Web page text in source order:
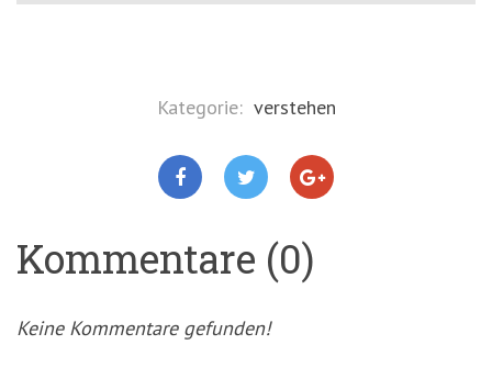
Kategorie: verstehen
Kommentare (0)
Keine Kommentare gefunden!